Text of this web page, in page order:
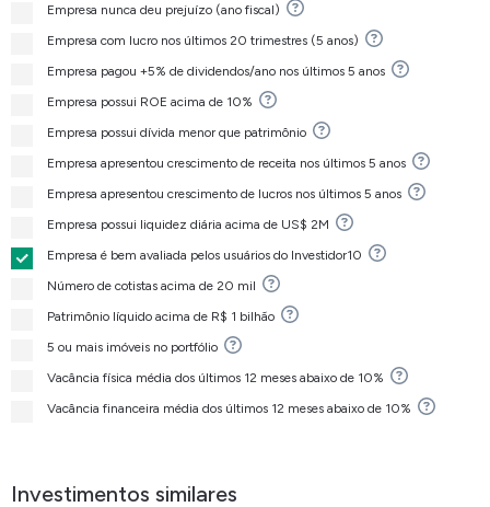
Empresa nunca deu prejuízo (ano fiscal)
Empresa com lucro nos últimos 20 trimestres (5 anos)
Empresa pagou +5% de dividendos/ano nos últimos 5 anos
Empresa possui ROE acima de 10%
Empresa possui dívida menor que patrimônio
Empresa apresentou crescimento de receita nos últimos 5 anos
Empresa apresentou crescimento de lucros nos últimos 5 anos
Empresa possui liquidez diária acima de US$ 2M
Empresa é bem avaliada pelos usuários do Investidor10
Número de cotistas acima de 20 mil
Patrimônio líquido acima de R$ 1 bilhão
5 ou mais imóveis no portfólio
Vacância física média dos últimos 12 meses abaixo de 10%
Vacância financeira média dos últimos 12 meses abaixo de 10%
Investimentos similares